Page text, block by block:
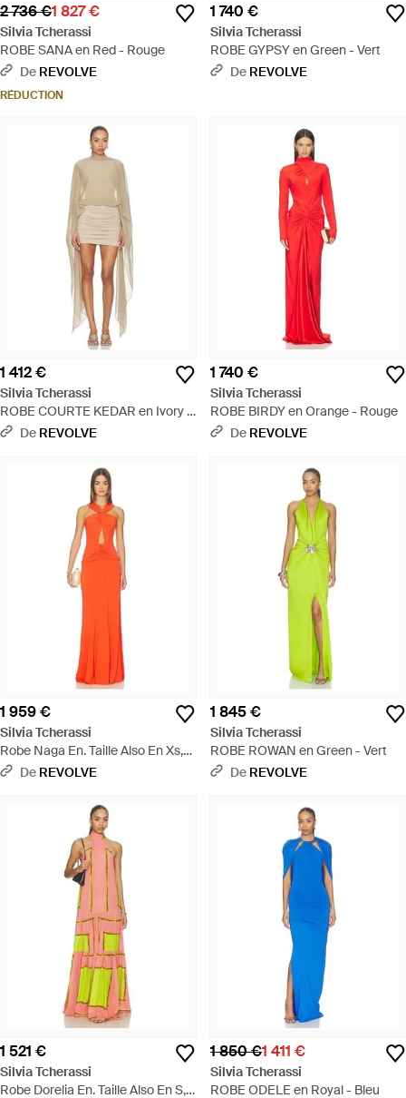
2 736 €1 827 €
Silvia Tcherassi
ROBE SANA en Red - Rouge
De REVOLVE
RÉDUCTION
1 740 €
Silvia Tcherassi
ROBE GYPSY en Green - Vert
De REVOLVE
1 412 €
Silvia Tcherassi
ROBE COURTE KEDAR en Ivory -
Neutre
De REVOLVE
1 740 €
Silvia Tcherassi
ROBE BIRDY en Orange - Rouge
De REVOLVE
1 959 €
Silvia Tcherassi
Robe Naga En. Taille Also En Xs,
S, M - Orange
De REVOLVE
1 845 €
Silvia Tcherassi
ROBE ROWAN en Green - Vert
De REVOLVE
1 521 €
Silvia Tcherassi
Robe Dorelia En. Taille Also En S,
1 850 €1 411 €
Silvia Tcherassi
ROBE ODELE en Royal - Bleu